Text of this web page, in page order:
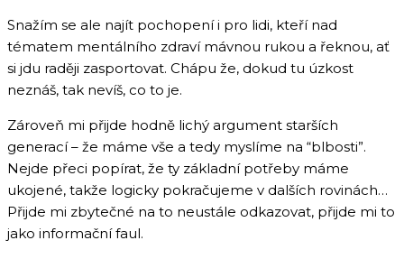
Snažím se ale najít pochopení i pro lidi, kteří nad
tématem mentálního zdraví mávnou rukou a řeknou, ať
si jdu raději zasportovat. Chápu že, dokud tu úzkost
neznáš, tak nevíš, co to je.
Zároveň mi přijde hodně lichý argument starších
generací – že máme vše a tedy myslíme na “blbosti”.
Nejde přeci popírat, že ty základní potřeby máme
ukojené, takže logicky pokračujeme v dalších rovinách…
Přijde mi zbytečné na to neustále odkazovat, přijde mi to
jako informační faul.